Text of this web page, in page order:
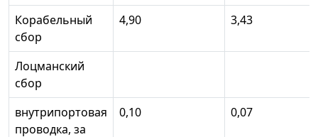
Корабельный
сбор
4,90 3,43
Лоцманский
сбор
внутрипортовая
проводка, за
0,10 0,07